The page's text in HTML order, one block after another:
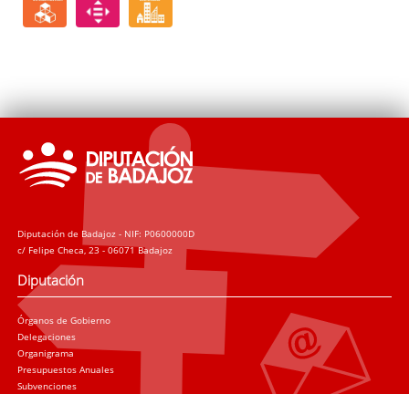
Diputación de Badajoz - NIF: P0600000D
c/ Felipe Checa, 23 - 06071 Badajoz
Diputación
Órganos de Gobierno
Delegaciones
Organigrama
Presupuestos Anuales
Subvenciones